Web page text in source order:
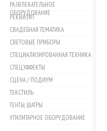
РАЗВЛЕКАТЕЛЬНОЕ
ОБОРУДОВАНИЕ
РЕКВИЗИТ
СВАДЕБНАЯ ТЕМАТИКА
СВЕТОВЫЕ ПРИБОРЫ
СПЕЦИАЛИЗИРОВАННАЯ ТЕХНИКА
СПЕЦЭФФЕКТЫ
СЦЕНА / ПОДИУМ
ТЕКСТИЛЬ
ТЕНТЫ, ШАТРЫ
УТИЛИТАРНОЕ ОБОРУДОВАНИЕ